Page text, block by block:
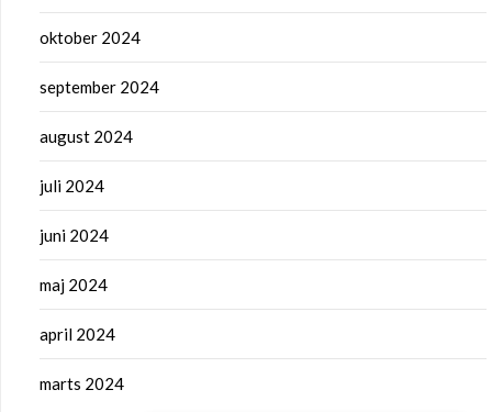
oktober 2024
september 2024
august 2024
juli 2024
juni 2024
maj 2024
april 2024
marts 2024